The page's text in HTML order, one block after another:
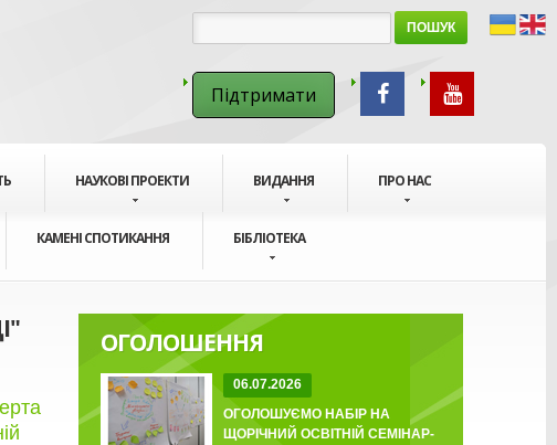
ПОШУК
Підтримати
НАУКОВІ ПРОЕКТИ ВИДАННЯ ПРО НАС
КАМЕНІ СПОТИКАННЯ БІБЛІОТЕКА
ОГОЛОШЕННЯ
06.07.2026
ОГОЛОШУЄМО НАБІР НА
ЩОРІЧНИЙ ОСВІТНІЙ СЕМІНАР-